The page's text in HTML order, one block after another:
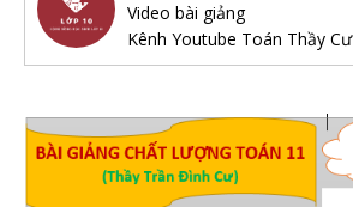
Video bài giảng
Kênh Youtube Toán Thầy Cư